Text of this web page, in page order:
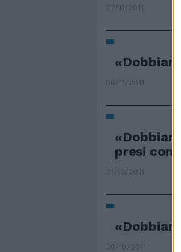
27/11/2011
06/11/2011
presi con
31/10/2011
30/10/2011